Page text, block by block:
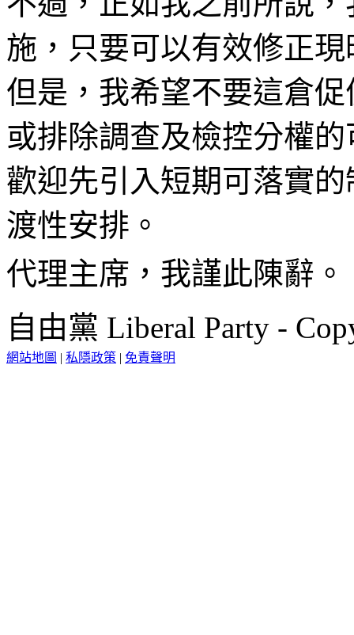
施，只要可以有效修正
但是，我希望不要這倉
或排除調查及檢控分權
歡迎先引入短期可落實
渡性安排。
代理主席，我謹此陳辭。
自由黨 Liberal Party -
網站地圖 | 私隱政策 | 免責聲明